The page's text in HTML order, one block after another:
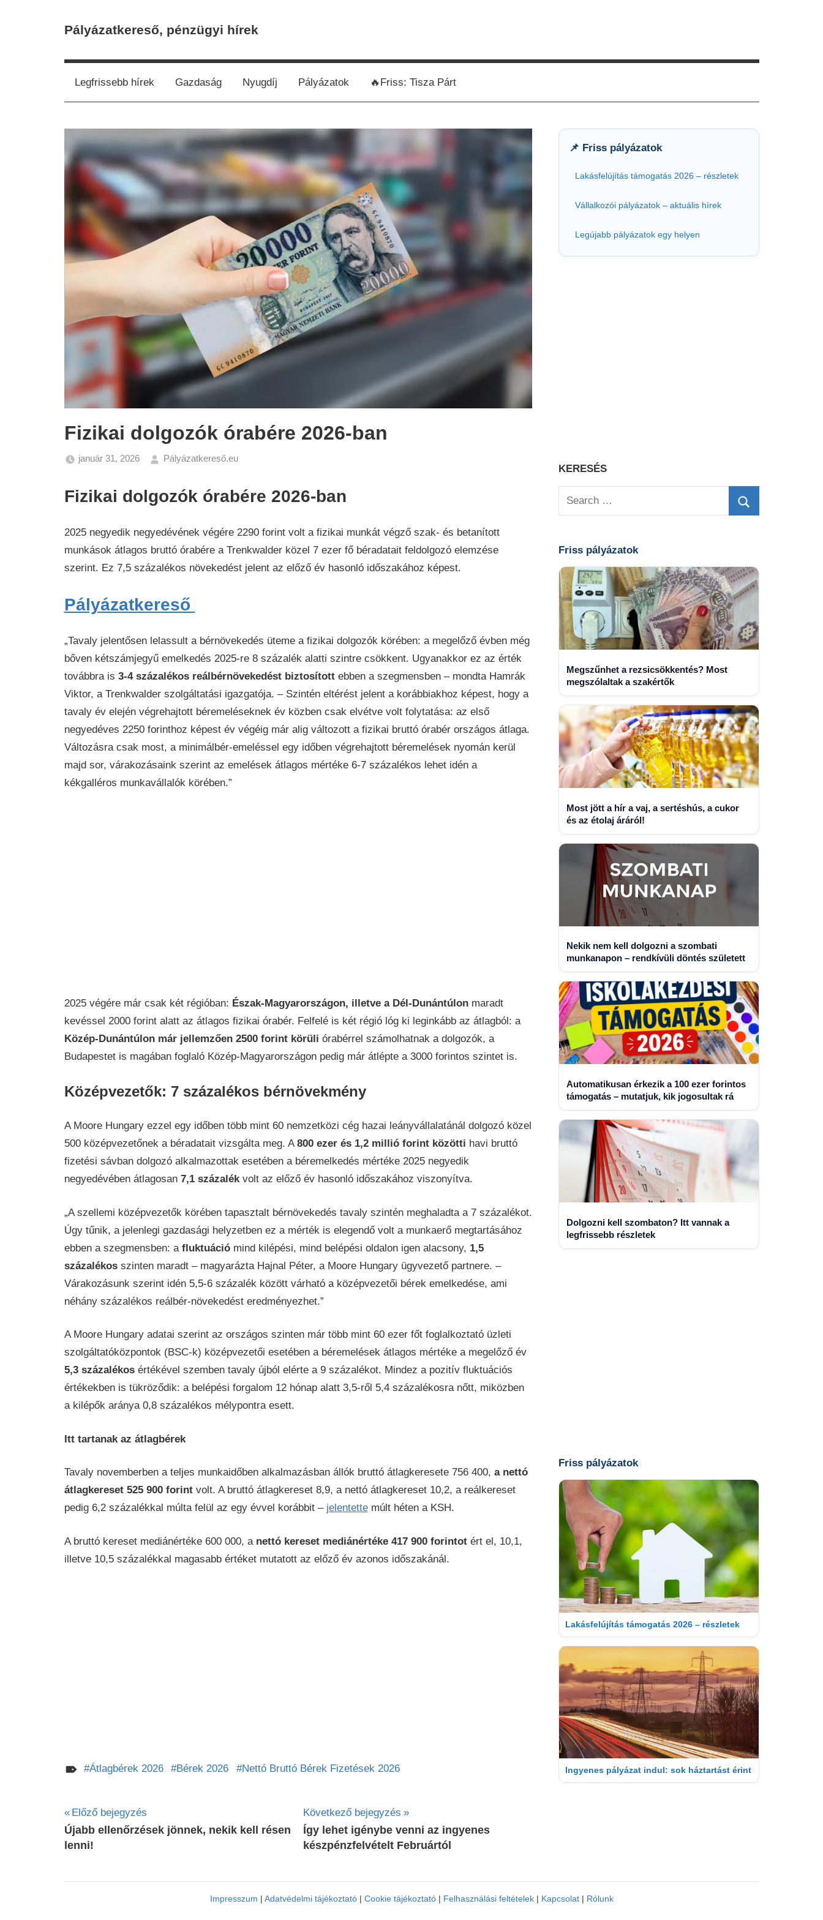
Pályázatkereső, pénzügyi hírek
Legfrissebb hírek Gazdaság Nyugdíj Pályázatok 🔥Friss: Tisza Párt
Fizikai dolgozók órabére 2026-ban
január 31, 2026
Pályázatkereső.eu
Hírek
Fizikai dolgozók órabére 2026-ban
2025 negyedik negyedévének végére 2290 forint volt a fizikai munkát végző szak- és betanított
munkások átlagos bruttó órabére a Trenkwalder közel 7 ezer fő béradatait feldolgozó elemzése
szerint. Ez 7,5 százalékos növekedést jelent az előző év hasonló időszakához képest.
Pályázatkereső
„Tavaly jelentősen lelassult a bérnövekedés üteme a fizikai dolgozók körében: a megelőző évben még
bőven kétszámjegyű emelkedés 2025-re 8 százalék alatti szintre csökkent. Ugyanakkor ez az érték
továbbra is 3-4 százalékos reálbérnövekedést biztosítottebben a szegmensben – mondta Hamrák
Viktor, a Trenkwalder szolgáltatási igazgatója. – Szintén eltérést jelent a korábbiakhoz képest, hogy a
tavaly év elején végrehajtott béremeléseknek év közben csak elvétve volt folytatása: az első
negyedéves 2250 forinthoz képest év végéig már alig változott a fizikai bruttó órabér országos átlaga.
Változásra csak most, a minimálbér-emeléssel egy időben végrehajtott béremelések nyomán kerül
majd sor, várakozásaink szerint az emelések átlagos mértéke 6-7 százalékos lehet idén a
kékgalléros munkavállalók körében.”
2025 végére már csak két régióban: Észak-Magyarországon, illetve a Dél-Dunántúlonmaradt
kevéssel 2000 forint alatt az átlagos fizikai órabér. Felfelé is két régió lóg ki leginkább az átlagból: a
Közép-Dunántúlon már jellemzően 2500 forint körüli órabérrel számolhatnak a dolgozók, a
Budapestet is magában foglaló Közép-Magyarországon pedig már átlépte a 3000 forintos szintet is.
Középvezetők: 7 százalékos bérnövekmény
A Moore Hungary ezzel egy időben több mint 60 nemzetközi cég hazai leányvállalatánál dolgozó közel
500 középvezetőnek a béradatait vizsgálta meg. A800 ezer és 1,2 millió forint közötti havi bruttó
fizetési sávban dolgozó alkalmazottak esetében a béremelkedés mértéke 2025 negyedik
negyedévében átlagosan7,1 százalékvolt az előző év hasonló időszakához viszonyítva.
„A szellemi középvezetők körében tapasztalt bérnövekedés tavaly szintén meghaladta a 7 százalékot.
Úgy tűnik, a jelenlegi gazdasági helyzetben ez a mérték is elegendő volt a munkaerő megtartásához
ebben a szegmensben: a fluktuációmind kilépési, mind belépési oldalon igen alacsony, 1,5
százalékosszinten maradt – magyarázta Hajnal Péter, a Moore Hungary ügyvezető partnere. –
Várakozásunk szerint idén 5,5-6 százalék között várható a középvezetői bérek emelkedése, ami
néhány százalékos reálbér-növekedést eredményezhet.”
A Moore Hungary adatai szerint az országos szinten már több mint 60 ezer főt foglalkoztató üzleti
szolgáltatóközpontok (BSC-k) középvezetői esetében a béremelések átlagos mértéke a megelőző év
5,3 százalékos értékével szemben tavaly újból elérte a 9 százalékot. Mindez a pozitív fluktuációs
értékekben is tükröződik: a belépési forgalom 12 hónap alatt 3,5-ről 5,4 százalékosra nőtt, miközben
a kilépők aránya 0,8 százalékos mélypontra esett.
Itt tartanak az átlagbérek
Tavaly novemberben a teljes munkaidőben alkalmazásban állók bruttó átlagkeresete 756 400, a nettó
átlagkereset 525 900 forintvolt. A bruttó átlagkereset 8,9, a nettó átlagkereset 10,2, a reálkereset
pedig 6,2 százalékkal múlta felül az egy évvel korábbit – jelentettemúlt héten a KSH.
A bruttó kereset mediánértéke 600 000, a nettó kereset mediánértéke 417 900 forintotért el, 10,1,
illetve 10,5 százalékkal magasabb értéket mutatott az előző év azonos időszakánál.
Átlagbérek 2026 Bérek 2026 Nettó Bruttó Bérek Fizetések 2026
Bejegyzés
navigáció
Előző bejegyzés
Újabb ellenőrzések jönnek, nekik kell résen
lenni!
Következő bejegyzés
Így lehet igénybe venni az ingyenes
készpénzfelvételt Februártól
📌 Friss pályázatok
Lakásfelújítás támogatás 2026 – részletek
Vállalkozói pályázatok – aktuális hírek
Legújabb pályázatok egy helyen
KERESÉS
Search
Friss pályázatok
Megszűnhet a rezsicsökkentés? Most
megszólaltak a szakértők
Most jött a hír a vaj, a sertéshús, a cukor
és az étolaj áráról!
Nekik nem kell dolgozni a szombati
munkanapon – rendkívüli döntés született
Automatikusan érkezik a 100 ezer forintos
támogatás – mutatjuk, kik jogosultak rá
Dolgozni kell szombaton? Itt vannak a
legfrissebb részletek
Friss pályázatok
Lakásfelújítás támogatás 2026 – részletek
Ingyenes pályázat indul: sok háztartást érint
Impresszum | Adatvédelmi tájékoztató| Cookie tájékoztató| Felhasználási feltételek| Kapcsolat| Rólunk